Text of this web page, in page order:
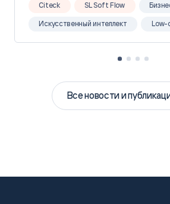
Citeck SL Soft Flow
Искусственный интеллект Low-
Все новости и